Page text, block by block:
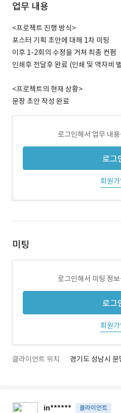
업무 내용
<프로젝트 진행 방식>
포스터 기획 초안에 대해 1차 미팅
이후 1-2회의 수정을 거쳐 최종 컨펌
인쇄후 전달후 완료 (인쇄 및 액자비
<프로젝트의 현재 상황>
문장 초안 작성 완료
로그인해서 업무 내
로그
회원가
미팅
로그인해서 미팅 정
로그
회원가
클라이언트 위치 경기도 성남시 분
in****** 클라이언트